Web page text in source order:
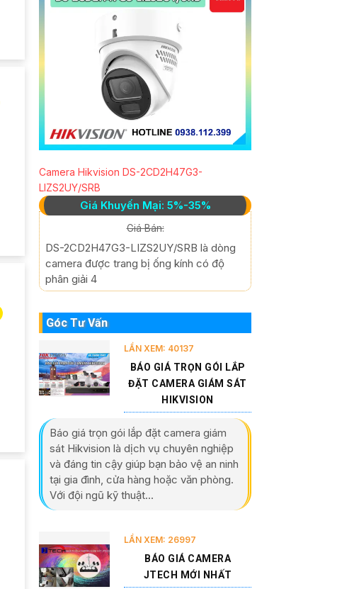
Camera Hikvision DS-2CD2H47G3-
LIZS2UY/SRB
Giá Khuyến Mại: 5%-35%
Giá Bán:
DS-2CD2H47G3-LIZS2UY/SRB là dòng
camera được trang bị ống kính có độ
phân giải 4
Góc Tư Vấn
LẦN XEM: 40137
BÁO GIÁ TRỌN GÓI LẮP
ĐẶT CAMERA GIÁM SÁT
HIKVISION
Báo giá trọn gói lắp đặt camera giám
sát Hikvision là dịch vụ chuyên nghiệp
và đáng tin cậy giúp bạn bảo vệ an ninh
tại gia đình, cửa hàng hoặc văn phòng.
Với đội ngũ kỹ thuật...
LẦN XEM: 26997
BÁO GIÁ CAMERA
JTECH MỚI NHẤT